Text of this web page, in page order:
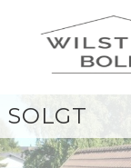
SOLGT